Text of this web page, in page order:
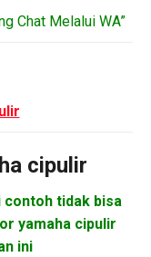
Chat Melalui WA”
cipulir
contoh tidak bisa
yamaha cipulir
ini